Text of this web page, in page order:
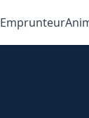
Emprunteur